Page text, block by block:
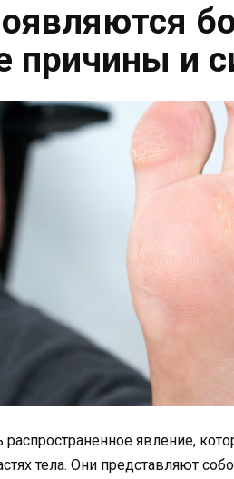
причины и
распространенное явление,
тела. Они представляют